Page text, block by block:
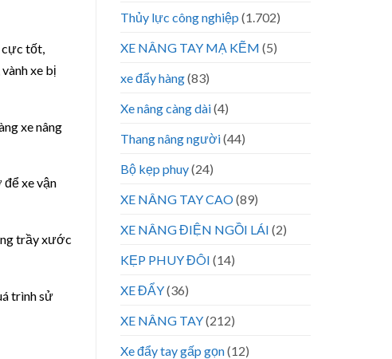
cực tốt,
xe bị
xe nâng
để xe vận
trầy xước
trình sử
Thủy lực công nghiệp (1.702)
XE NÂNG TAY MẠ KẼM (5)
xe đẩy hàng(83)
Xe nâng càng dài(4)
Thang nâng người(44)
Bộ kẹp phuy(24)
XE NÂNG TAY CAO(89)
XE NÂNG ĐIỆN NGỒI LÁI (2)
KẸP PHUY ĐÔI (14)
XE ĐẨY(36)
XE NÂNG TAY(212)
Xe đẩy tay gấp gọn(12)